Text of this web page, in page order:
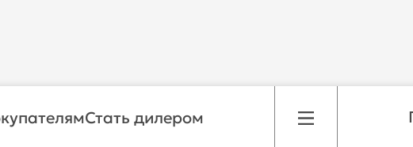
Стать дилером